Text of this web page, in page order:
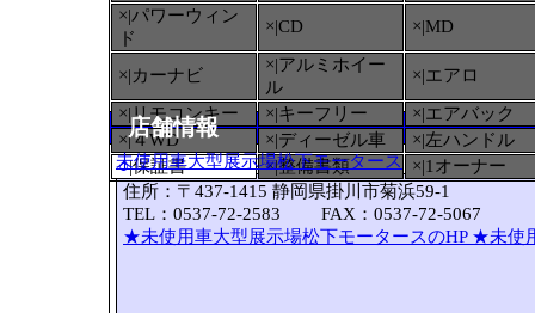
×|パワーウィン
ド
×|CD ×|MD
×|カーナビ
×|アルミホイー
ル
×|エアロ
×|リモコンキー
×|キーフリー
×|エアバック
×|４WD
×|ディーゼル車
×|左ハンドル
○|保証書 ×|整備書類 ×|1オーナー
店舗情報
未使用車大型展示場松下モータース
住所：〒437-1415 静岡県掛川市菊浜59-1
TEL：0537-72-2583 FAX：0537-72-5067
★未使用車大型展示場松下モータースのHP ★未使